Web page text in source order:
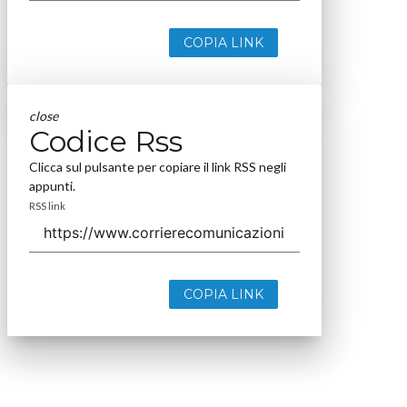
COPIA LINK
close
Codice Rss
Clicca sul pulsante per copiare il link RSS negli
appunti.
RSS link
COPIA LINK